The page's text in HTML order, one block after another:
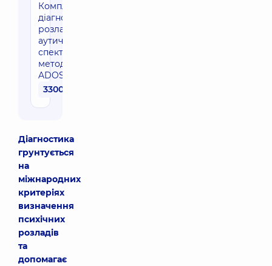
Комплексна
діагностика
розладів
аутичного
спектру по
методиці
ADOS-2
3300 грн
Діагностика
грунтується
на
міжнародних
критеріях
визначення
психічних
розладів
та
допомагає